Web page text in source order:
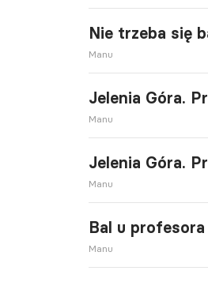
Nie trzeba się
Manu
Jelenia Góra.
Manu
Jelenia Góra.
Manu
Bal u
Manu